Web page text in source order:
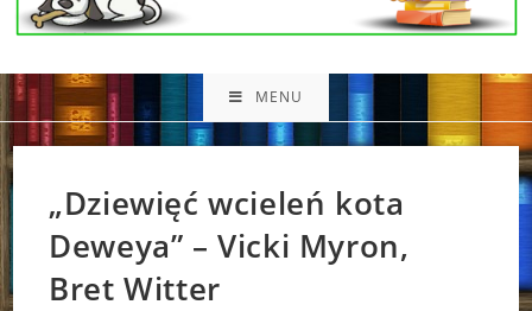
MENU
„Dziewięć wcieleń kota
Deweya” – Vicki Myron,
Bret Witter